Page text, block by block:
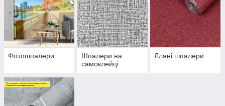
Фотошпалери
Шпалери на
самоклейці
Лляні шпалери